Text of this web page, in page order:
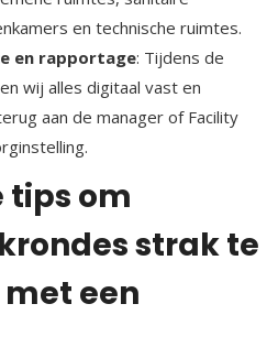
en technische ruimtes.​
en rapportage: Tijdens de
wij alles digitaal vast en
aan de manager of Facility
tips om
strak te
een